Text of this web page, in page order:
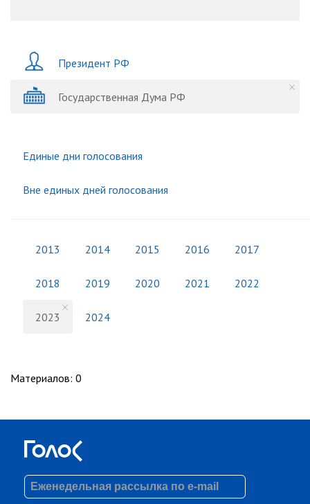
Президент РФ
Государственная Дума РФ
Единые дни голосования
Вне единых дней голосования
2013 2014 2015 2016 2017
2018 2019 2020 2021 2022
2023 2024
Материалов: 0